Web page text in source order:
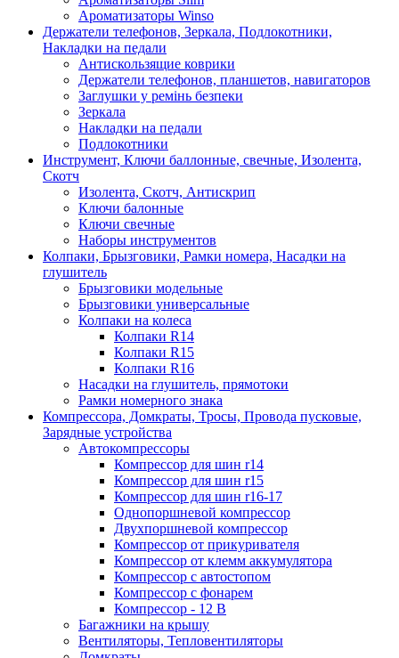
Ароматизаторы Winso
Держатели телефонов, Зеркала, Подлокотники,
Накладки на педали
Антискользящие коврики
Держатели телефонов, планшетов, навигаторов
Заглушки у ремінь безпеки
Зеркала
Накладки на педали
Подлокотники
Инструмент, Ключи баллонные, свечные, Изолента,
Скотч
Изолента, Скотч, Антискрип
Ключи балонные
Ключи свечные
Наборы инструментов
Колпаки, Брызговики, Рамки номера, Насадки на
глушитель
Брызговики модельные
Брызговики универсальные
Колпаки на колеса
Колпаки R14
Колпаки R15
Колпаки R16
Насадки на глушитель, прямотоки
Рамки номерного знака
Компрессора, Домкраты, Тросы, Провода пусковые,
Зарядные устройства
Автокомпрессоры
Компрессор для шин r14
Компрессор для шин r15
Компрессор для шин r16-17
Однопоршневой компрессор
Двухпоршневой компрессор
Компрессор от прикуривателя
Компрессор от клемм аккумулятора
Компрессор с автостопом
Компрессор с фонарем
Компрессор - 12 В
Багажники на крышу
Вентиляторы, Тепловентиляторы